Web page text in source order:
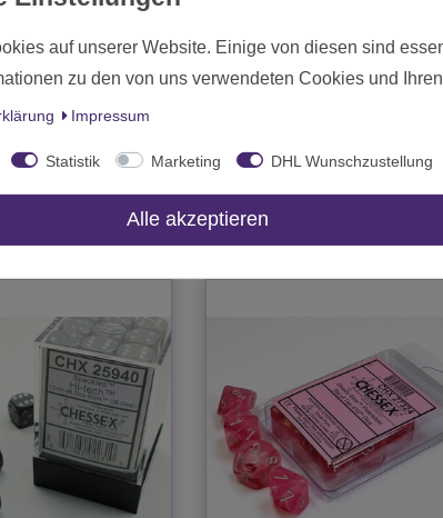
1 Stück
zu diesem Produkt:
auf unserer Website. Einige von diesen sind
zu den von uns verwendeten Cookies und
Impressum
Statistik Marketing DHL Wunschzustellung
Alle akzeptieren